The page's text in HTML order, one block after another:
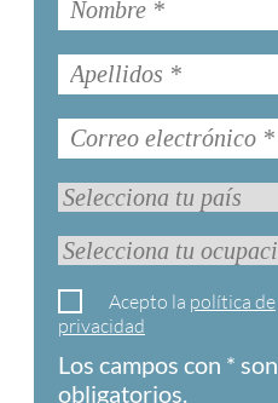
Acepto la política de
privacidad
Los campos con * son
obligatorios.